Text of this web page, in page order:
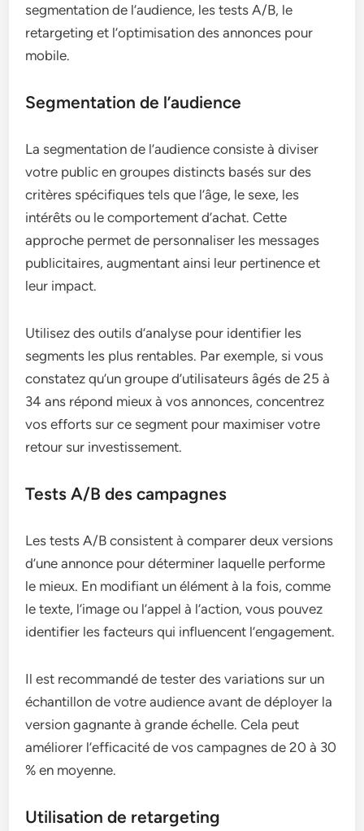
segmentation de l’audience, les tests A/B, le
retargeting et l’optimisation des annonces pour
mobile.
Segmentation de l’audience
La segmentation de l’audience consiste à diviser
votre public en groupes distincts basés sur des
critères spécifiques tels que l’âge, le sexe, les
intérêts ou le comportement d’achat. Cette
approche permet de personnaliser les messages
publicitaires, augmentant ainsi leur pertinence et
leur impact.
Utilisez des outils d’analyse pour identifier les
segments les plus rentables. Par exemple, si vous
constatez qu’un groupe d’utilisateurs âgés de 25 à
34 ans répond mieux à vos annonces, concentrez
vos efforts sur ce segment pour maximiser votre
retour sur investissement.
Tests A/B des campagnes
Les tests A/B consistent à comparer deux versions
d’une annonce pour déterminer laquelle performe
le mieux. En modifiant un élément à la fois, comme
le texte, l’image ou l’appel à l’action, vous pouvez
identifier les facteurs qui influencent l’engagement.
Il est recommandé de tester des variations sur un
échantillon de votre audience avant de déployer la
version gagnante à grande échelle. Cela peut
améliorer l’efficacité de vos campagnes de 20 à 30
% en moyenne.
Utilisation de retargeting